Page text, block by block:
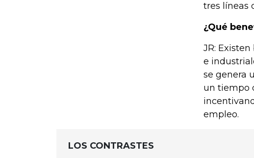
tres líneas
¿Qué
JR:
e
se genera
un tiempo
empleo.
LOS CONTRASTES